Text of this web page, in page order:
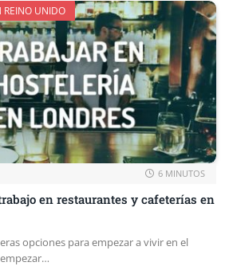
REINO UNIDO
6 MINUTOS
en restaurantes y cafeterías en
opciones para empezar a vivir en el